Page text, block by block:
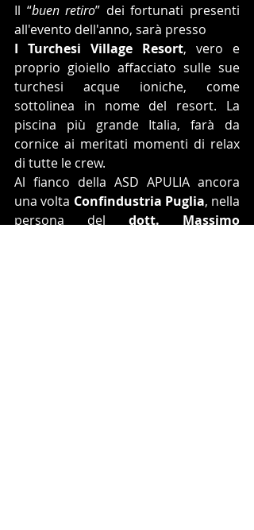
Il “buen retiro” dei fortunati presenti
all'evento dell'anno, sarà presso
I Turchesi Village Resort, vero e
proprio gioiello affacciato sulle sue
turchesi acque ioniche, come
sottolinea in nome del resort. La
piscina più grande Italia, farà da
cornice ai meritati momenti di relax
di tutte le crew.
Al fianco della ASD APULIA ancora
una volta Confindustria Puglia, nella
persona del dott. Massimo